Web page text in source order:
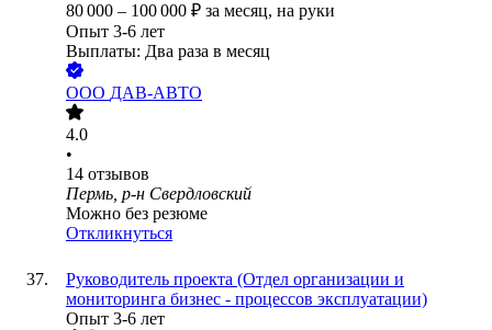
80 000 – 100 000 ₽ за месяц, на руки
Опыт 3-6 лет
Выплаты: Два раза в месяц
ООО ДАВ-АВТО
4.0
•
14 отзывов
Пермь, р-н Свердловский
Можно без резюме
Откликнуться
Руководитель проекта (Отдел организации и
мониторинга бизнес - процессов эксплуатации)
Опыт 3-6 лет